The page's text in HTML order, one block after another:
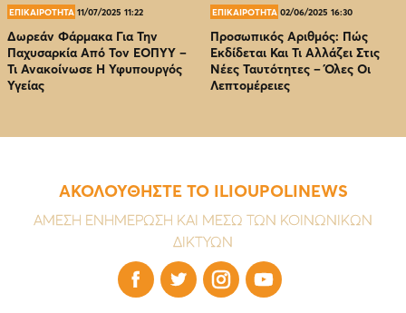
ΕΠΙΚΑΙΡΟΤΗΤΑ 11/07/2025 11:22
Δωρεάν Φάρμακα Για Την
Παχυσαρκία Από Τον EOΠΥΥ –
Τι Ανακοίνωσε Η Υφυπουργός
Υγείας
ΕΠΙΚΑΙΡΟΤΗΤΑ 02/06/2025 16:30
Προσωπικός Αριθμός: Πώς
Εκδίδεται Και Τι Αλλάζει Στις
Νέες Ταυτότητες – Όλες Οι
Λεπτομέρειες
ΑΚΟΛΟΥΘΗΣΤΕ ΤΟ ILIOUPOLINEWS
ΑΜΕΣΗ ΕΝΗΜΕΡΩΣΗ ΚΑΙ ΜΕΣΩ ΤΩΝ ΚΟΙΝΩΝΙΚΩΝ
ΔΙΚΤΥΩΝ
   